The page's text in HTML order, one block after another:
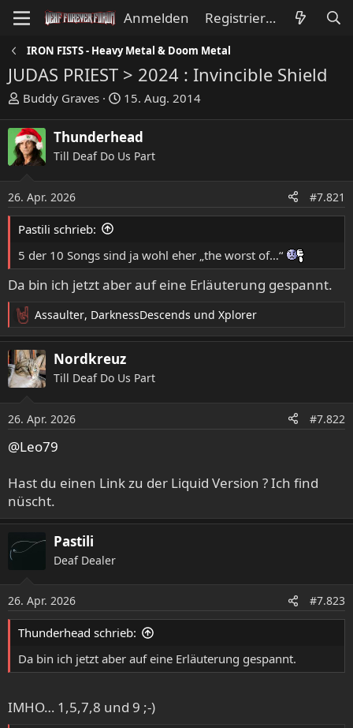
Anmelden Registrieren
IRON FISTS - Heavy Metal & Doom Metal
JUDAS PRIEST > 2024 : Invincible Shield
E
s
t
e
l
e
r
Buddy Graves
E
s
t
e
l
t
15. Aug. 2014
Thunderhead
Till Deaf Do Us Part
26. Apr. 2026 #7.821
Pastili schrieb:
5 der 10 Songs sind ja wohl eher „the worst of…“
Da bin ich jetzt aber auf eine Erläuterung gespannt.
R
e
a
k
t
n
e
n
Assaulter, DarknessDescends und Xplorer
Nordkreuz
Till Deaf Do Us Part
26. Apr. 2026 #7.822
@Leo79
Hast du einen Link zu der Liquid Version ? Ich find
nüscht.
Pastili
Deaf Dealer
26. Apr. 2026 #7.823
Thunderhead schrieb:
Da bin ich jetzt aber auf eine Erläuterung gespannt.
IMHO… 1,5,7,8 und 9 ;-)